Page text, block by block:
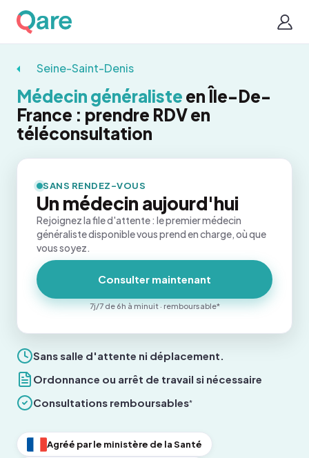
Seine-Saint-Denis
Médecin généraliste en Île-De-
France : prendre RDV en
téléconsultation
Sans salle d'attente ni déplacement.
Ordonnance ou arrêt de travail si nécessaire
Consultations remboursables*
Agréé par le ministère de la Santé
SANS RENDEZ-VOUS
Un médecin aujourd'hui
Rejoignez la file d'attente : le premier médecin
généraliste disponible vous prend en charge, où que
vous soyez.
Consulter maintenant
7j/7 de 6h à minuit · remboursable*